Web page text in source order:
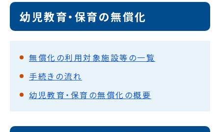
幼児教育・保育の無償化
無償化の利用対象施設等の一覧
手続きの流れ
幼児教育・保育の無償化の概要